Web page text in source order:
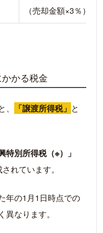
（売却金額×3％）＋
かる税金
「譲渡所得税」 と
特別所得税（※）」
れています。
年の1月1日時点での
なります。